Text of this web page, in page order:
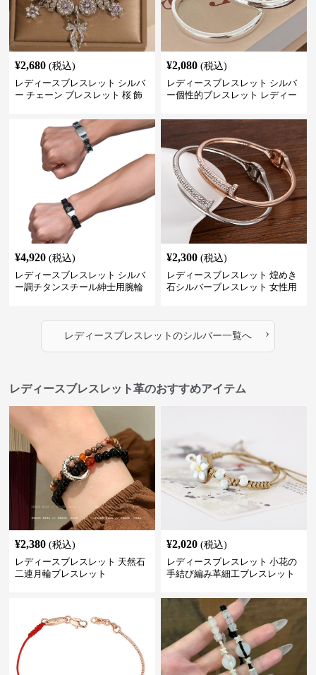
¥2,680 (税込)
レディースブレスレット シルバ
ー チェーン ブレスレット 桜 飾
¥2,080 (税込)
レディースブレスレット シルバ
ー個性的ブレスレット レディー
¥4,920 (税込)
レディースブレスレット シルバ
ー調チタンスチール紳士用腕輪
¥2,300 (税込)
レディースブレスレット 煌めき
石シルバーブレスレット 女性用
レディースブレスレット のシルバー一覧へ ›
レディースブレスレット革のおすすめアイテム
¥2,380 (税込)
レディースブレスレット 天然石
二連月輪ブレスレット
¥2,020 (税込)
レディースブレスレット 小花の
手結び編み革細工ブレスレット